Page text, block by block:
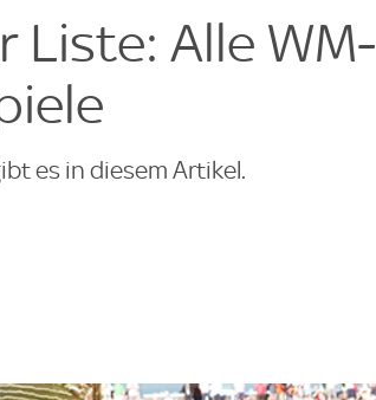
Liste: Alle WM-
es in diesem Artikel.